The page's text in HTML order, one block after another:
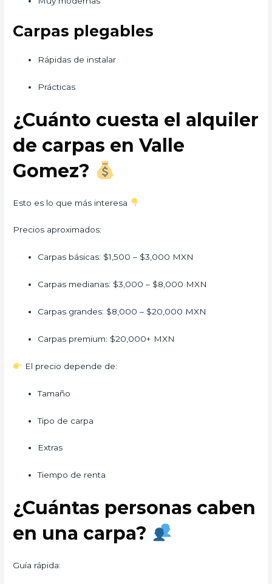
Carpas plegables
Rápidas de instalar
Prácticas
¿Cuánto cuesta el alquiler
de carpas en Valle
Gomez?
Esto es lo que más interesa
Precios aproximados:
Carpas básicas: $1,500 – $3,000 MXN
Carpas medianas: $3,000 – $8,000 MXN
Carpas grandes: $8,000 – $20,000 MXN
Carpas premium: $20,000+ MXN
El precio depende de:
Tamaño
Tipo de carpa
Extras
Tiempo de renta
¿Cuántas personas caben
en una carpa?
Guía rápida: